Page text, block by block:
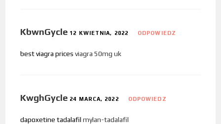
KbwnGycle 12 KWIETNIA, 2022 ODPOWIEDZ
best viagra pricesviagra 50mg uk
KwghGycle 24 MARCA, 2022 ODPOWIEDZ
dapoxetine tadalafilmylan-tadalafil